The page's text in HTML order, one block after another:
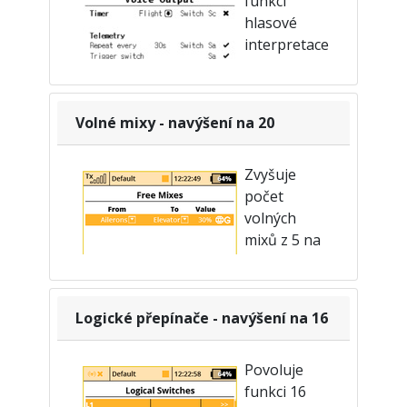
Omezovač motoru.
hlasové
interpretace
ch údajů
sluchátek. Číselné výstupy
uživateli. Nastavení jednotlivých
oznamovaných veličin je dostupné
v menu Časovače/senzory › Hlasový
Volné mixy - navýšení na 20
Zvyšuje
počet
volných
mixů z 5 na
Konfigurace
Jemné ladění › Volné mixy.
Logické přepínače - navýšení na 16
Povoluje
funkci 16